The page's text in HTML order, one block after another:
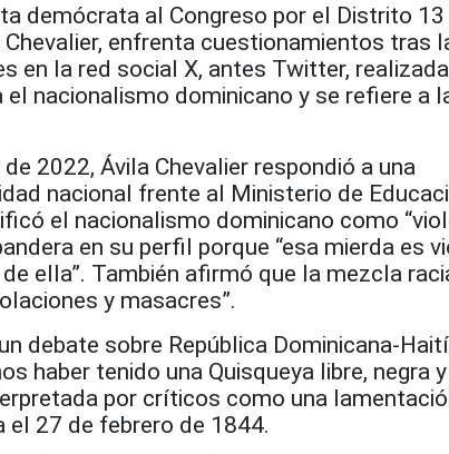
demócrata al Congreso por el Distrito 13
Chevalier, enfrenta cuestionamientos tras
en la red social X, antes Twitter,
nacionalismo dominicano y se refiere a
2022, Ávila Chevalier respondió a una
nacional frente al Ministerio de
el nacionalismo dominicano como
en su perfil porque “esa mierda es
ella”. También afirmó que la mezcla
y masacres”.
debate sobre República Dominicana-
haber tenido una Quisqueya libre, negra y
por críticos como una
el 27 de febrero de 1844.